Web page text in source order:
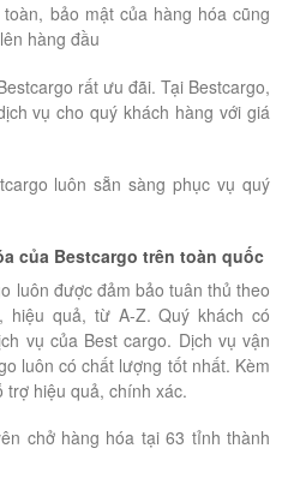
bảo mật của hàng hóa cũng
hàng đầu
rất ưu đãi. Tại Bestcargo,
vụ cho quý khách hàng với giá
luôn sẵn sàng phục vụ quý
của Bestcargo trên toàn quốc
luôn được đảm bảo tuân thủ theo
hiệu quả, từ A-Z. Quý khách có
vụ của Best cargo. Dịch vụ vận
luôn có chất lượng tốt nhất. Kèm
trợ hiệu quả, chính xác.
chở hàng hóa tại 63 tỉnh thành